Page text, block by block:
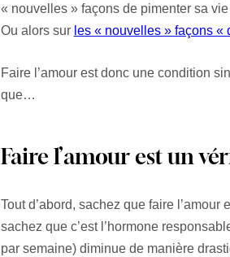
« nouvelles » façons de pimenter sa
Ou alors sur les « nouvelles » façons «
Faire l’amour est donc une condition
que…
Faire l’amour est un
Tout d’abord, sachez que faire
sachez que c’est l’hormone
par semaine) diminue de manière